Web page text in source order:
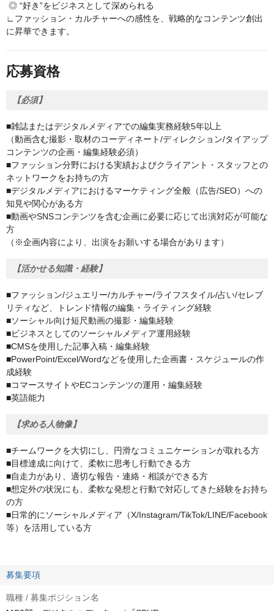
◎ “好き”をビジネスとして深められる
∟ファッション・カルチャーへの感性を、戦略的なコンテンツ創出
に昇華できます。
応募資格
【必須】
■雑誌またはデジタルメディアでの編集実務経験5年以上
（動画含む撮影・取材のコーディネート/ディレクション/タイアップ
コンテンツの企画・編集経験必須）
■ファッション分野における実績およびクライアント・スタッフとの
ネットワークをお持ちの方
■デジタルメディアにおけるマーケティング全般（広告/SEO）への
知見や関心がある方
■動画やSNSコンテンツを含む企画に必要に応じて出演対応が可能な
方
（※企画内容により、出演をお願いする場合があります）
【活かせる知識・経験】
■ファッション/ジュエリー/カルチャー/ライフスタイル/占い/セレブ
リティなど、トレンド情報の編集・ライティング経験
■ソーシャル向け短尺動画の撮影・編集経験
■ビジネスとしてのソーシャルメディア運用経験
■CMSを使用した記事入稿・編集経験
■PowerPoint/Excel/Wordなどを使用した企画書・スケジュールの作
成経験
■コマースサイトやECコンテンツの運用・編集経験
■英語能力
【求める人物像】
■チームワークを大切にし、円滑なコミュニケーションが取れる方
■目標達成に向けて、柔軟に思考し行動できる方
■自走力があり、適切な報告・連絡・相談ができる方
■想定外の状況にも、柔軟な発想と行動で対応してきた経験をお持ち
の方
■日常的にソーシャルメディア（X/Instagram/TikTok/LINE/Facebook
等）を活用している方
募集要項
職種 / 募集ポジション名